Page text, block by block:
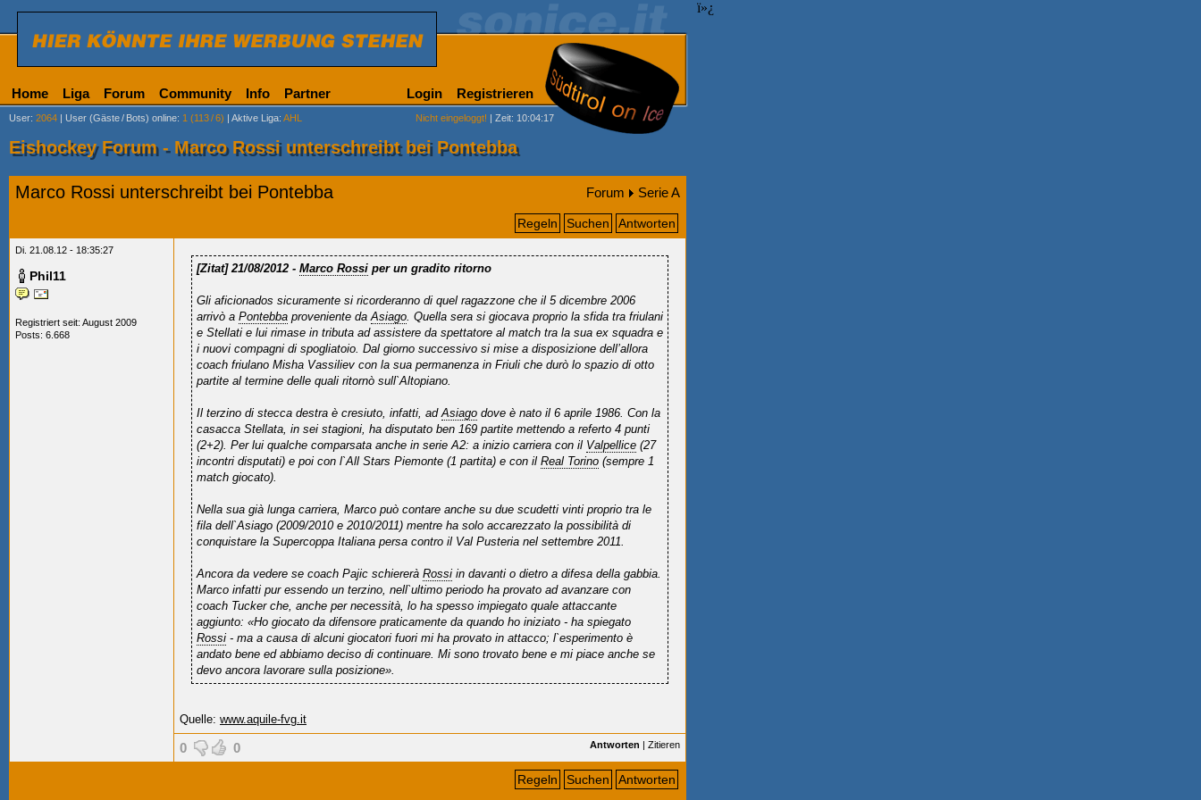
ï»¿
Home Liga Forum Community Info Partner Login Registrieren
User: 2064 | User (Gäste/ Bots) online: 1 (113/6) | Aktive Liga: AHL Nicht eingeloggt! | Zeit: 10:04:17
Eishockey Forum - Marco Rossi unterschreibt bei Pontebba
Marco Rossi unterschreibt bei Pontebba Forum Serie A
Regeln Suchen Antworten
Di. 21.08.12 - 18:35:27
Phil11
Registriert seit: August 2009
Posts: 6.668
[Zitat]21/08/2012 - Marco Rossi per un gradito ritorno
Gli aficionados sicuramente si ricorderanno di quel ragazzone che il 5 dicembre 2006
arrivò a Pontebba proveniente daAsiago. Quella sera si giocava proprio la sfida tra friulani
e Stellati e lui rimase in tributa ad assistere da spettatore al match tra la sua ex squadra e
i nuovi compagni di spogliatoio. Dal giorno successivo si mise a disposizione dell’allora
coach friulano Misha Vassiliev con la sua permanenza in Friuli che durò lo spazio di otto
partite al termine delle quali ritornò sull`Altopiano.
Il terzino di stecca destra è cresiuto, infatti, adAsiago dove è nato il 6 aprile 1986. Con la
casacca Stellata, in sei stagioni, ha disputato ben 169 partite mettendo a referto 4 punti
(2+2). Per lui qualche comparsata anche in serie A2: a inizio carriera con il Valpellice (27
incontri disputati) e poi con l`All Stars Piemonte (1 partita) e con il Real Torino (sempre 1
match giocato).
Nella sua già lunga carriera, Marco può contare anche su due scudetti vinti proprio tra le
fila dell`Asiago (2009/2010 e 2010/2011) mentre ha solo accarezzato la possibilità di
conquistare la Supercoppa Italiana persa contro il Val Pusteria nel settembre 2011.
Ancora da vedere se coach Pajic schiererà Rossi in davanti o dietro a difesa della gabbia.
Marco infatti pur essendo un terzino, nell`ultimo periodo ha provato ad avanzare con
coach Tucker che, anche per necessità, lo ha spesso impiegato quale attaccante
aggiunto: «Ho giocato da difensore praticamente da quando ho iniziato - ha spiegato
Rossi - ma a causa di alcuni giocatori fuori mi ha provato in attacco; l`esperimento è
andato bene ed abbiamo deciso di continuare. Mi sono trovato bene e mi piace anche se
devo ancora lavorare sulla posizione».
Quelle: www.aquile-fvg.it
0 0 Antworten | Zitieren
Regeln Suchen Antworten